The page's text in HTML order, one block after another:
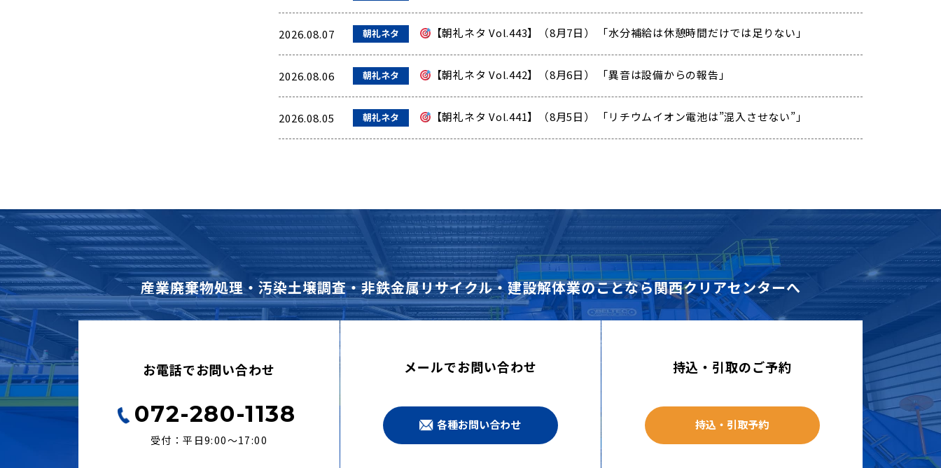
2026.08.07 朝礼ネタ 【朝礼ネタ Vol.443】（8月7日） 「水分補給は休憩時間だけでは足りない」
2026.08.06 朝礼ネタ 【朝礼ネタ Vol.442】（8月6日） 「異音は設備からの報告」
2026.08.05 朝礼ネタ 【朝礼ネタ Vol.441】（8月5日） 「リチウムイオン電池は”混入させない”」
産業廃棄物処理・汚染土壌調査・非鉄金属リサイクル・建設解体業のことなら関西クリアセンターへ
お電話でお問い合わせ
072-280-1138
受付：平日9:00〜17:00
メールでお問い合わせ
各種お問い合わせ
持込・引取のご予約
持込・引取予約